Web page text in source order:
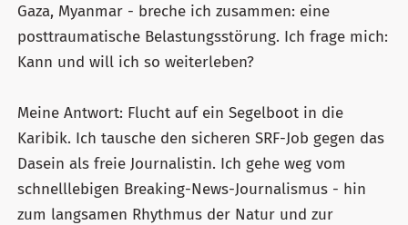
Gaza, Myanmar - breche ich zusammen: eine
posttraumatische Belastungsstörung. Ich frage mich:
Kann und will ich so weiterleben?
Meine Antwort: Flucht auf ein Segelboot in die
Karibik. Ich tausche den sicheren SRF-Job gegen das
Dasein als freie Journalistin. Ich gehe weg vom
schnelllebigen Breaking-News-Journalismus - hin
zum langsamen Rhythmus der Natur und zur